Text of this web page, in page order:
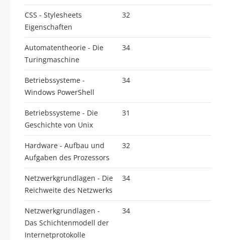
CSS - Stylesheets
Eigenschaften
32
Automatentheorie - Die
Turingmaschine
34
Betriebssysteme -
Windows PowerShell
34
Betriebssysteme - Die
Geschichte von Unix
31
Hardware - Aufbau und
Aufgaben des Prozessors
32
Netzwerkgrundlagen - Die
Reichweite des Netzwerks
34
Netzwerkgrundlagen -
Das Schichtenmodell der
Internetprotokolle
34